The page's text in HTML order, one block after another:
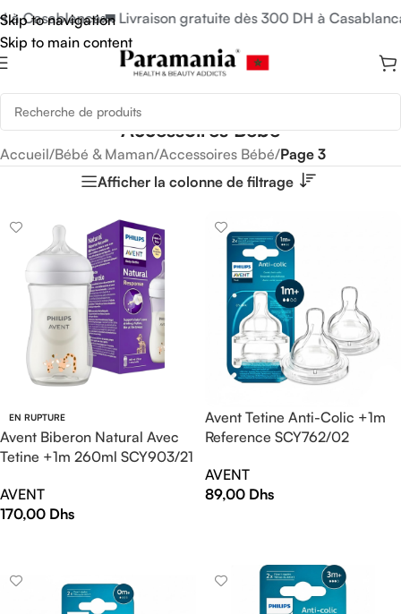
Skip to navigation
Skip to main content
🚛 Livraison gratuite dès 300 DH à Casablanca🚛
Accessoires Bébé
Accueil/Bébé & Maman/Accessoires Bébé/Page 3
Afficher la colonne de filtrage
EN RUPTURE
Avent Biberon Natural Avec
Tetine +1m 260ml SCY903/21
AVENT
170,00 Dhs
Avent Tetine Anti-Colic +1m
Reference SCY762/02
AVENT
89,00 Dhs